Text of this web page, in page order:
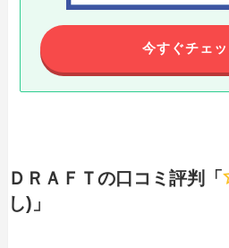
今すぐチェッ
ＤＲＡＦＴの口コミ評判「
し)」